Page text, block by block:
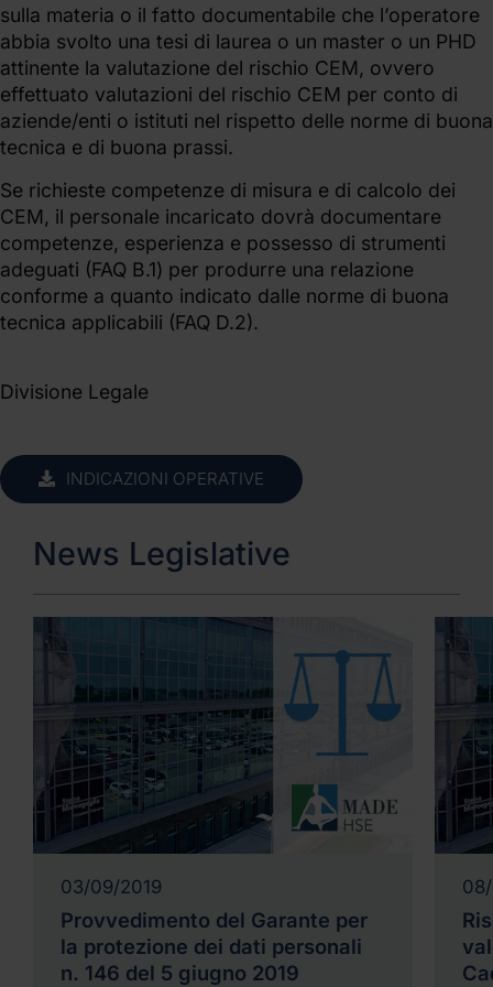
sulla materia o il fatto documentabile che l’operatore
abbia svolto una tesi di laurea o un master o un PHD
attinente la valutazione del rischio CEM, ovvero
effettuato valutazioni del rischio CEM per conto di
aziende/enti o istituti nel rispetto delle norme di buona
tecnica e di buona prassi.
Se richieste competenze di misura e di calcolo dei
CEM, il personale incaricato dovrà documentare
competenze, esperienza e possesso di strumenti
adeguati (FAQ B.1) per produrre una relazione
conforme a quanto indicato dalle norme di buona
tecnica applicabili (FAQ D.2).
Divisione Legale
INDICAZIONI OPERATIVE
News Legislative
03/09/2019
Provvedimento del Garante per
la protezione dei dati personali
n. 146 del 5 giugno 2019